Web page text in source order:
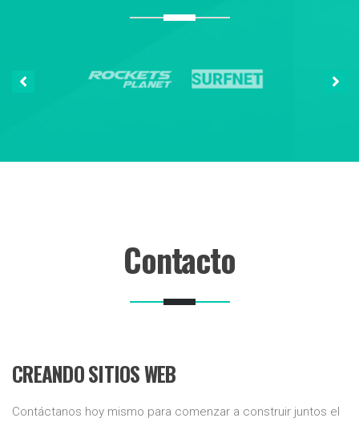
Contacto
CREANDO SITIOS WEB
Contáctanos hoy mismo para comenzar a construir juntos el